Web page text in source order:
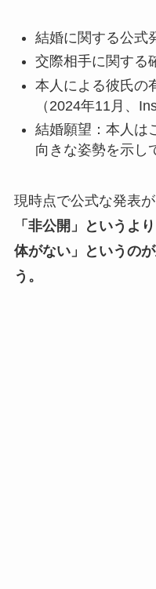
結婚に関する公式
交際相手に関する
本人による彼氏の
（2024年11月、
結婚願望：本人は
向きな姿勢を示し
現時点で公式な発表が
「非公開」というよ
体がない」というの
う。